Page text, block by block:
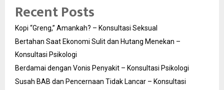
Recent Posts
Kopi “Greng,” Amankah? – Konsultasi Seksual
Bertahan Saat Ekonomi Sulit dan Hutang Menekan –
Konsultasi Psikologi
Berdamai dengan Vonis Penyakit – Konsultasi Psikologi
Susah BAB dan Pencernaan Tidak Lancar – Konsultasi